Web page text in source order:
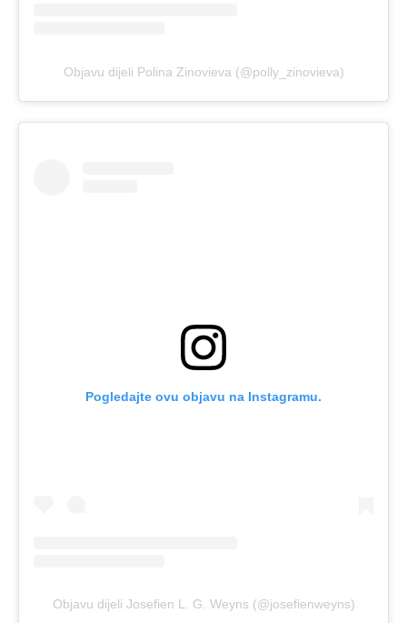
Objavu dijeli Polina Zinovieva (@polly_zinovieva)
Pogledajte ovu objavu na Instagramu.
Objavu dijeli Josefien L. G. Weyns (@josefienweyns)